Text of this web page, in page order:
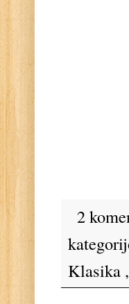
2
Klasika ,